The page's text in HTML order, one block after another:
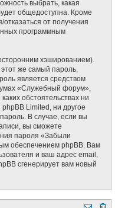
выбрать, какая
общедоступна. Кроме
отказаться от получения
программным
хэшированием).
же самый пароль,
является средством
«Служебный форум»,
обстоятельствах ни
Limited, ни другое
В случае, если вы
вы сможете
пароля «Забыли
обеспечением phpBB. Вам
и ваш адрес email,
сгенерирует вам новый